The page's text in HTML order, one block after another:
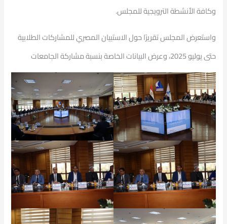
وكافة الأنشطة الترويجية للمجلس.
واستعرض المجلس تقريرًا حول الاستبيان المصري للمشاركات الطلابية
حتى يوليو 2025، وعرض البيانات الخاصة بنسبة مشاركة الجامعات